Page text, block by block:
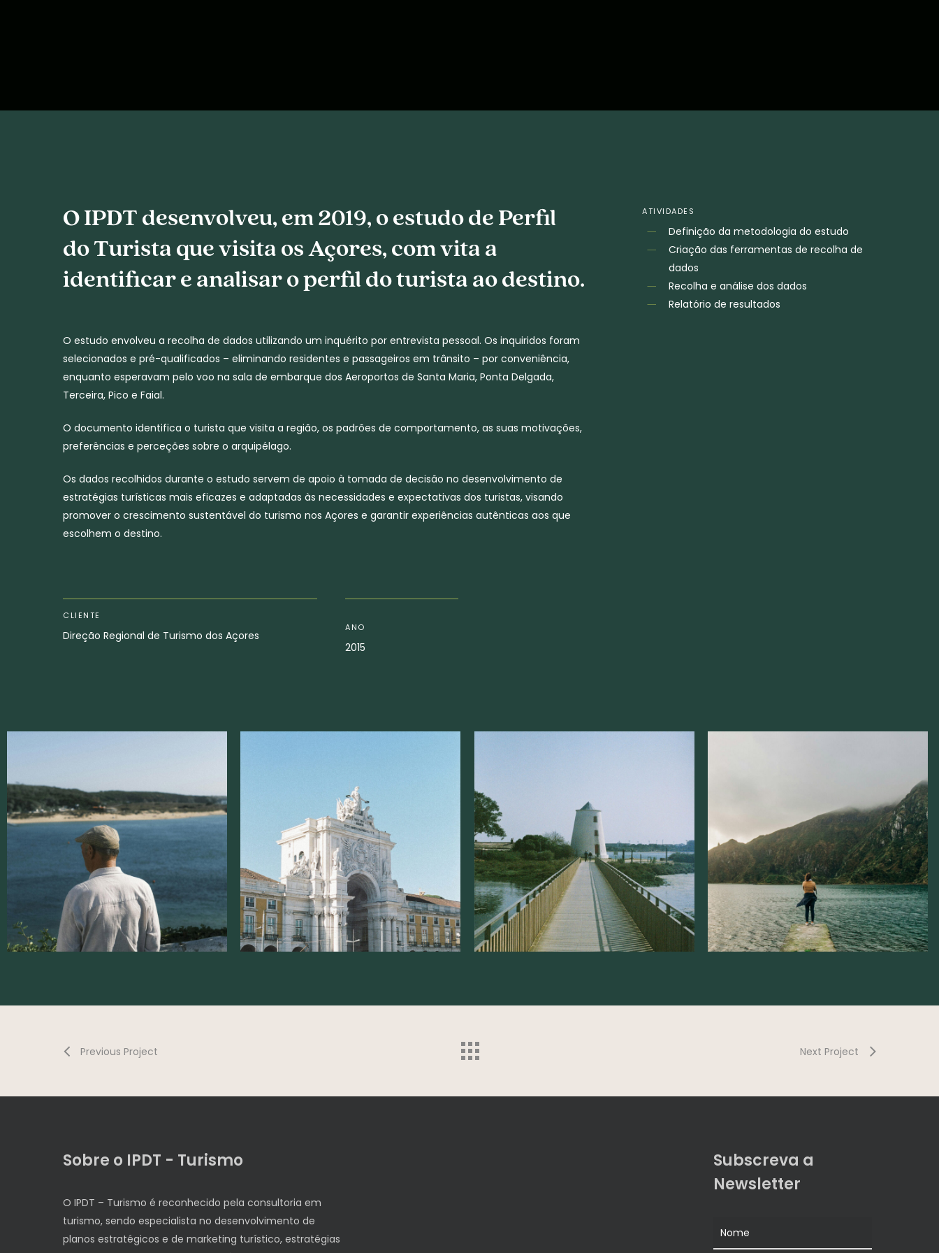
O IPDT desenvolveu, em 2019, o estudo de Perfil
do Turista que visita os Açores, com vita a
identificar e analisar o perfil do turista ao destino.
O estudo envolveu a recolha de dados utilizando um inquérito por entrevista pessoal. Os inquiridos foram
selecionados e pré-qualificados – eliminando residentes e passageiros em trânsito – por conveniência,
enquanto esperavam pelo voo na sala de embarque dos Aeroportos de Santa Maria, Ponta Delgada,
Terceira, Pico e Faial.
O documento identifica o turista que visita a região, os padrões de comportamento, as suas motivações,
preferências e perceções sobre o arquipélago.
Os dados recolhidos durante o estudo servem de apoio à tomada de decisão no desenvolvimento de
estratégias turísticas mais eficazes e adaptadas às necessidades e expectativas dos turistas, visando
promover o crescimento sustentável do turismo nos Açores e garantir experiências autênticas aos que
escolhem o destino.
ATIVIDADES
Definição da metodologia do estudo
Criação das ferramentas de recolha de
dados
Recolha e análise dos dados
Relatório de resultados
CLIENTE
Direção Regional de Turismo dos Açores
ANO
2015
Previous Project Next Project
Sobre o IPDT - Turismo
O IPDT – Turismo é reconhecido pela consultoria em
turismo, sendo especialista no desenvolvimento de
planos estratégicos e de marketing turístico, estratégias
Subscreva a
Newsletter